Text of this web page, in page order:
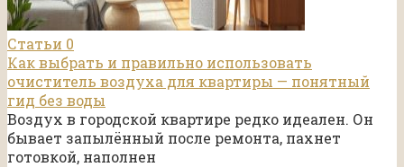
Статьи 0
Как выбрать и правильно использовать
очиститель воздуха для квартиры — понятный
гид без воды
Воздух в городской квартире редко идеален. Он
бывает запылённый после ремонта, пахнет
готовкой, наполнен